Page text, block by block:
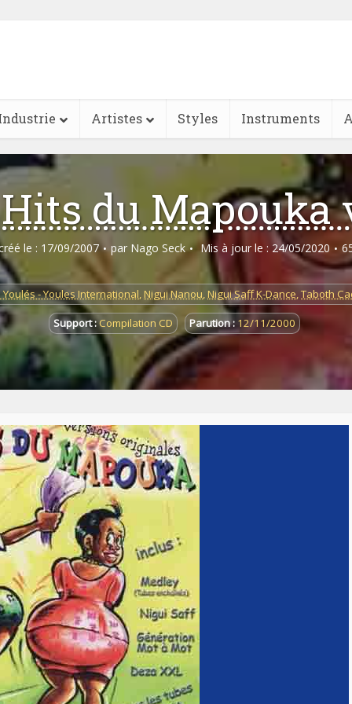
Artistes Styles Instruments
du Mapouka
le : 17/09/2007 par Nago Seck Mis à jour le : 24/05/2020
Youlés - Youles International,Nigui Nanou,Nigui Saff K-Dance,Taboth
Support :Compilation CD Parution : 12/11/2000